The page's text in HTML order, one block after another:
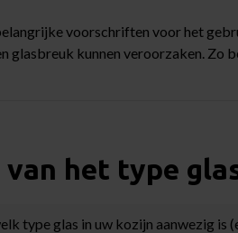
voorschriften voor het
glasbreuk kunnen veroorzaken. Zo
van het type
type glas in uw kozijn aanwezig is